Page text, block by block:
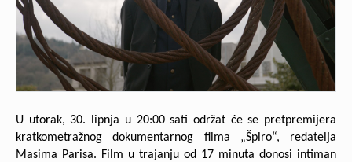
U utorak, 30. lipnja u 20:00 sati održat će se pretpremijera
kratkometražnog dokumentarnog filma „Špiro“, redatelja
Masima Parisa. Film u trajanju od 17 minuta donosi intiman